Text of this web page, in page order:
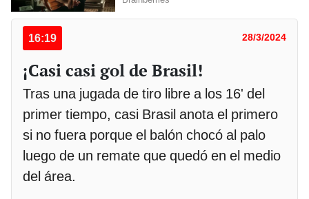
16:19 28/3/2024
¡Casi casi gol de Brasil!
Tras una jugada de tiro libre a los 16' del
primer tiempo, casi Brasil anota el primero
si no fuera porque el balón chocó al palo
luego de un remate que quedó en el medio
del área.